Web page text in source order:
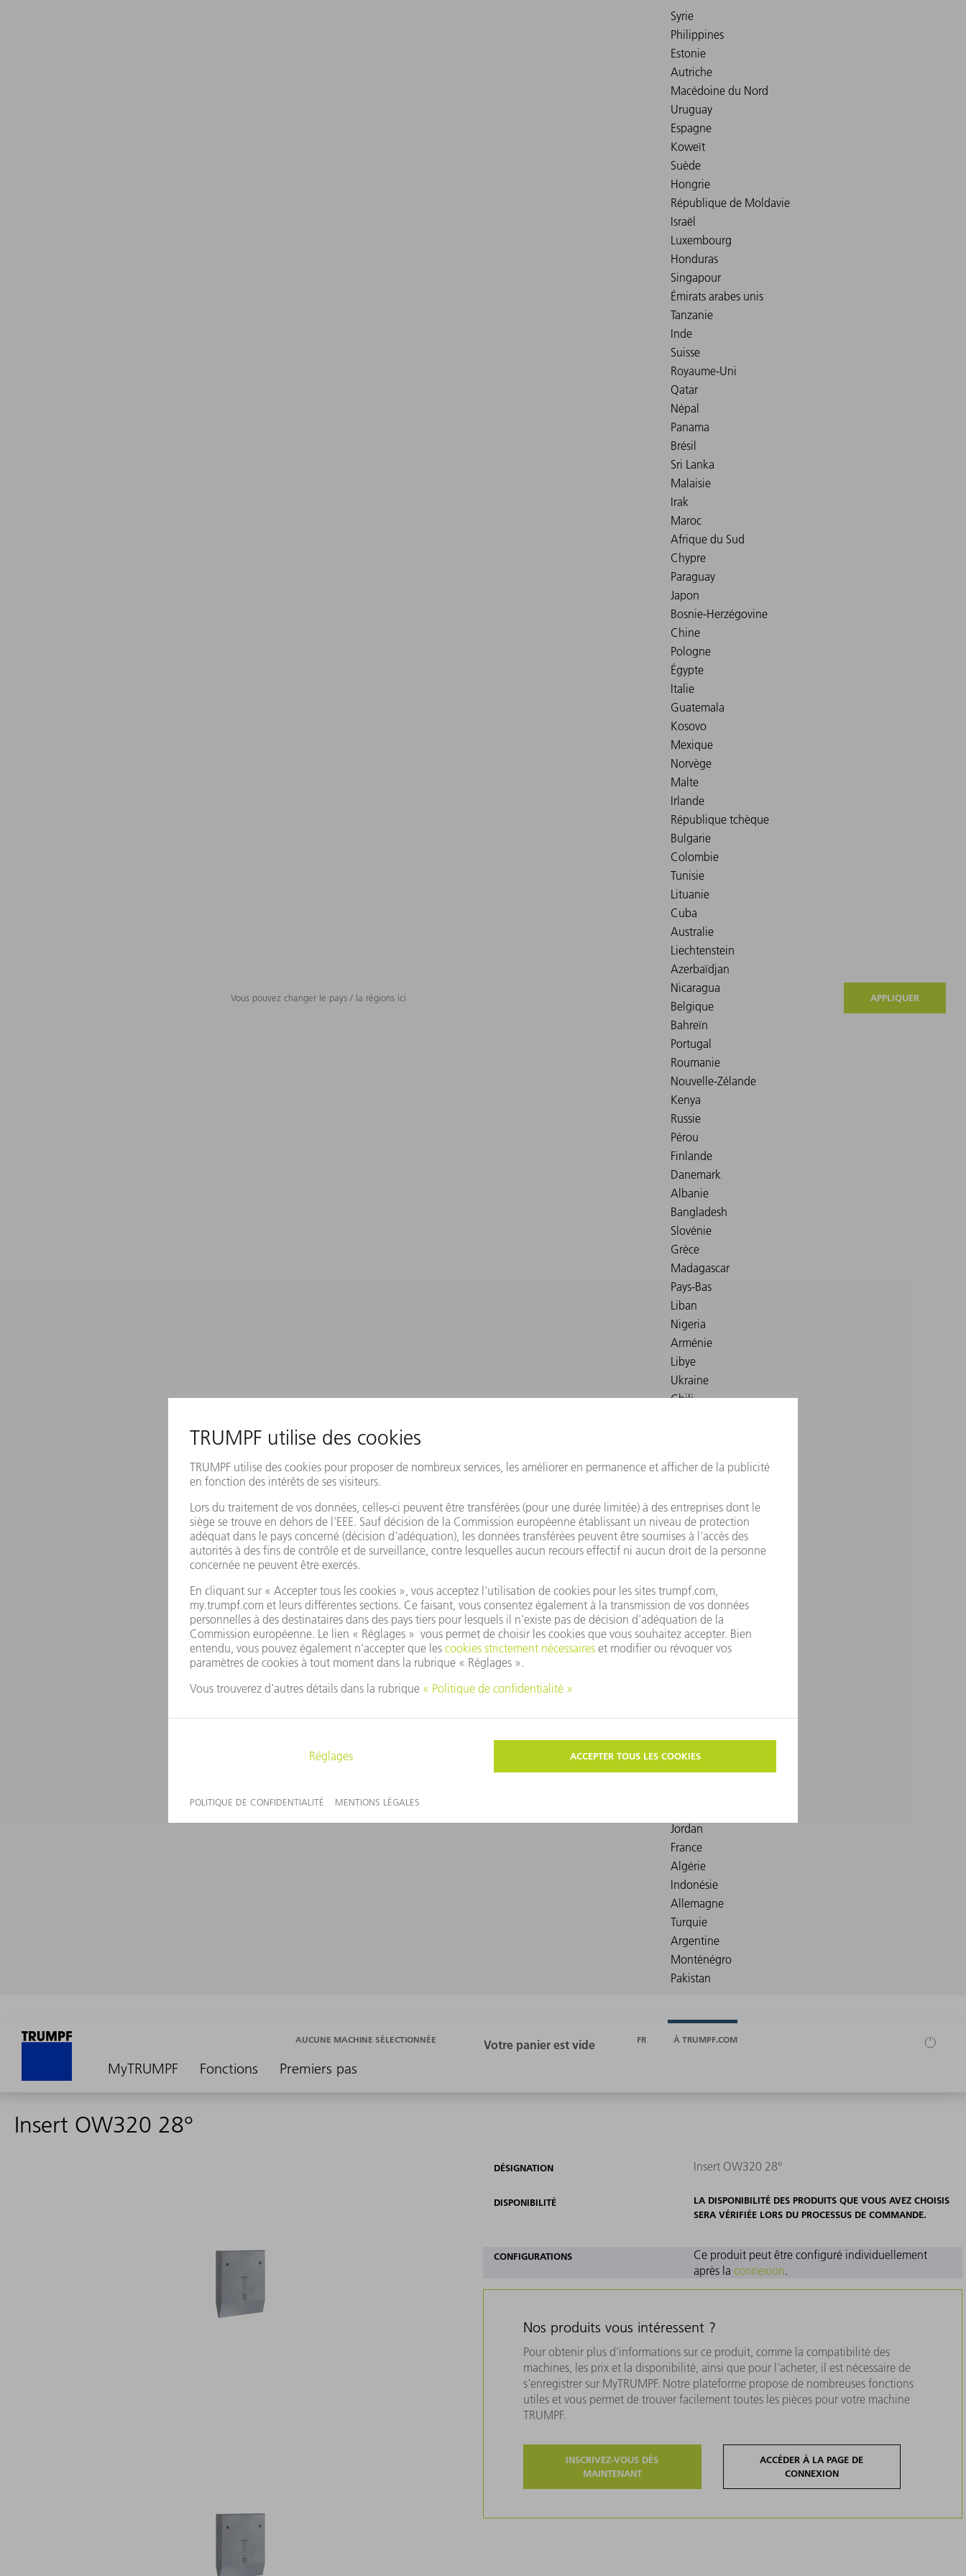
Vous pouvez changer le pays / la régions ici APPLIQUER
MyTRUMPF Fonctions Premiers pas
AUCUNE MACHINE SÉLECTIONNÉE FR À TRUMPF.COM
Insert OW320 28°
DÉSIGNATION Insert OW320 28°
DISPONIBILITÉ
LA DISPONIBILITÉ DES PRODUITS QUE VOUS AVEZ CHOISIS
SERA VÉRIFIÉE LORS DU PROCESSUS DE COMMANDE.
CONFIGURATIONS
Ce produit peut être configuré individuellement
après la connexion.
Nos produits vous intéressent ?
Pour obtenir plus d'informations sur ce produit, comme la compatibilité des
machines, les prix et la disponibilité, ainsi que pour l'acheter, il est nécessaire de
s'enregistrer sur MyTRUMPF. Notre plateforme propose de nombreuses fonctions
utiles et vous permet de trouver facilement toutes les pièces pour votre machine
TRUMPF.
INSCRIVEZ-VOUS DÈS
MAINTENANT
ACCÉDER À LA PAGE DE
CONNEXION